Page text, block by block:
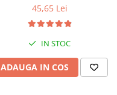
Strong, 600g
45,65 Lei
IN STOC
ADAUGA IN COS